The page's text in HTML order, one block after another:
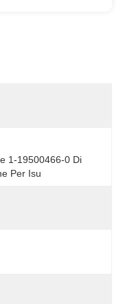
1-19500466-0 Di
Per Isu